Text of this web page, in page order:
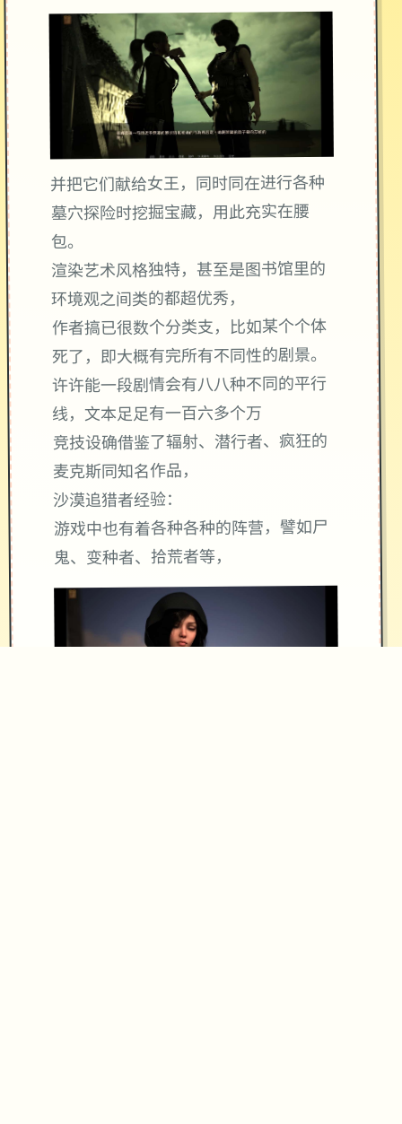
并把它们献给女王，同时同在进行各种
墓穴探险时挖掘宝藏，用此充实在腰
包。
渲染艺术风格独特，甚至是图书馆里的
环境观之间类的都超优秀，
作者搞已很数个分类支，比如某个个体
死了，即大概有完所有不同性的剧景。
许许能一段剧情会有八八种不同的平行
线，文本足足有一百六多个万
竞技设确借鉴了辐射、潜行者、疯狂的
麦克斯同知名作品，
沙漠追猎者经验：
游戏中也有着各种各种的阵营，譬如尸
鬼、变种者、拾荒者等，